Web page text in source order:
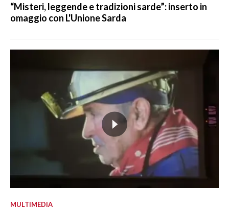
“Misteri, leggende e tradizioni sarde”: inserto in
omaggio con L'Unione Sarda
MULTIMEDIA